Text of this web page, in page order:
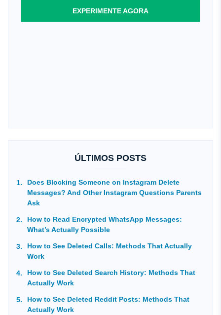
EXPERIMENTE AGORA
ÚLTIMOS POSTS
Does Blocking Someone on Instagram Delete
Messages? And Other Instagram Questions Parents
Ask
How to Read Encrypted WhatsApp Messages:
What’s Actually Possible
How to See Deleted Calls: Methods That Actually
Work
How to See Deleted Search History: Methods That
Actually Work
How to See Deleted Reddit Posts: Methods That
Actually Work